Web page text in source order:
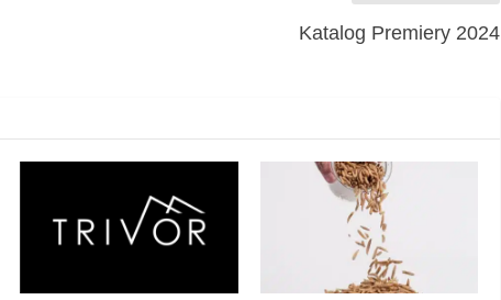
Katalog Premiery 2024